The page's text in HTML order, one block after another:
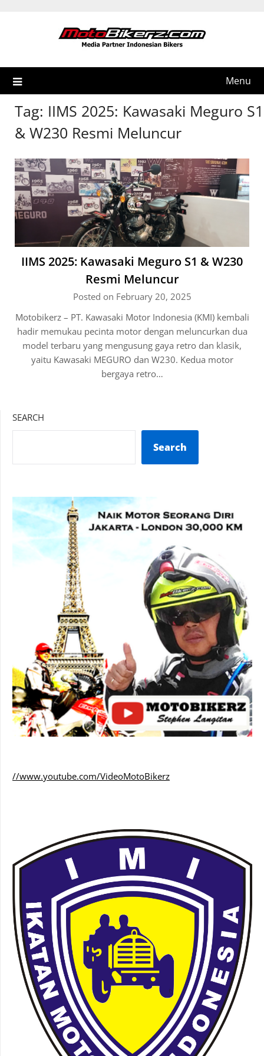
Menu
Tag: IIMS 2025: Kawasaki Meguro S1
& W230 Resmi Meluncur
IIMS 2025: Kawasaki Meguro S1 & W230
Resmi Meluncur
Posted on February 20, 2025
Motobikerz – PT. Kawasaki Motor Indonesia (KMI) kembali
hadir memukau pecinta motor dengan meluncurkan dua
model terbaru yang mengusung gaya retro dan klasik,
yaitu Kawasaki MEGURO dan W230. Kedua motor
bergaya retro…
SEARCH
Search
//www.youtube.com/VideoMotoBikerz